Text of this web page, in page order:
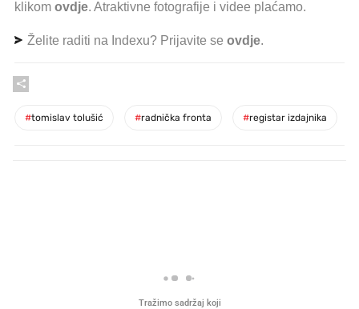
klikom ovdje. Atraktivne fotografije i videe plaćamo.
Želite raditi na Indexu? Prijavite se ovdje.
#tomislav tolušić #radnička fronta #registar izdajnika